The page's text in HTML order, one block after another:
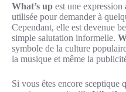
What’s up est une
utilisée pour demander à
Cependant, elle est devenue
simple salutation informelle.
symbole de la culture
la musique et même la
Si vous êtes encore sceptique